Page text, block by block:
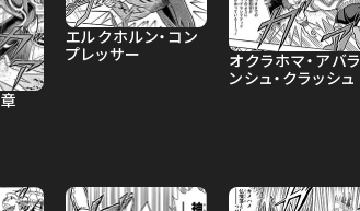
エルクホルン・コン
プレッサー
オクラホマ・アバラ
ンシュ・クラッシュ